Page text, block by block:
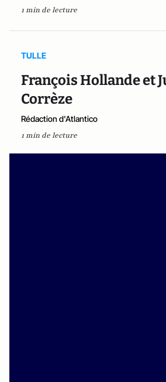
1 min de lecture
TULLE
François Hollande et
Corrèze
Rédaction d'Atlantico
1 min de lecture